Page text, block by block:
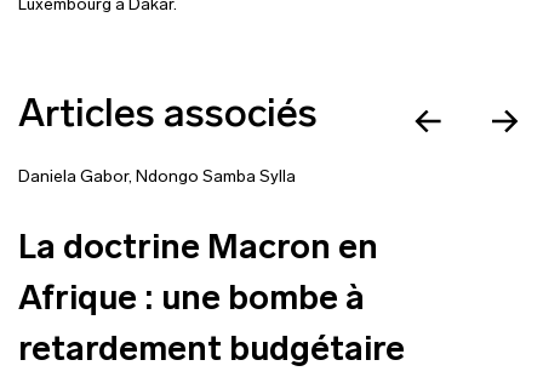
Luxembourg à Dakar.
Articles associés
Daniela Gabor, Ndongo Samba Sylla
La doctrine Macron en
Afrique : une bombe à
retardement budgétaire